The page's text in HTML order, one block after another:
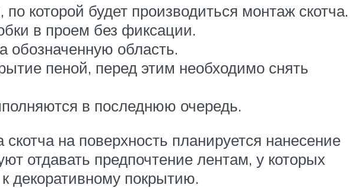
которой будет производиться монтаж скотча.
в проем без фиксации.
обозначенную область.
пеной, перед этим необходимо снять
в последнюю очередь.
на поверхность планируется нанесение
отдавать предпочтение лентам, у которых
декоративному покрытию.